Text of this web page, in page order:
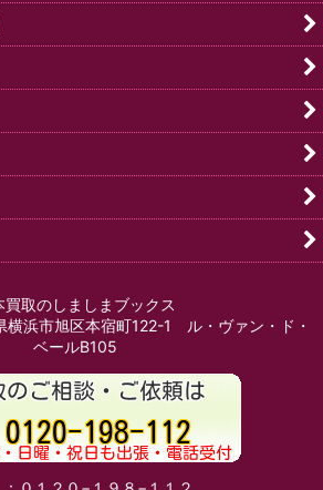
買取のしましまブックス
浜市旭区本宿町122-1 ル・ヴァン・ド・
ベールB105